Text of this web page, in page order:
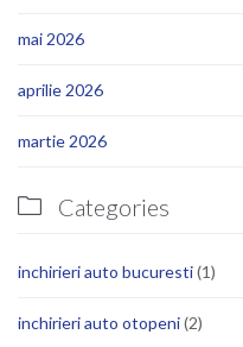
mai 2026
aprilie 2026
martie 2026
 Categories
inchirieri auto bucuresti(1)
inchirieri auto otopeni(2)